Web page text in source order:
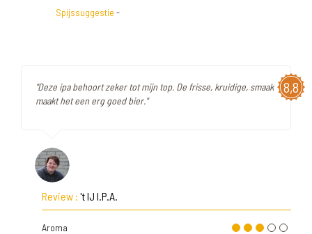
Spijssuggestie -
8,8
"Deze ipa behoort zeker tot mijn top. De frisse, kruidige, smaak
maakt het een erg goed bier."
Review : 't IJ I.P.A.
Aroma